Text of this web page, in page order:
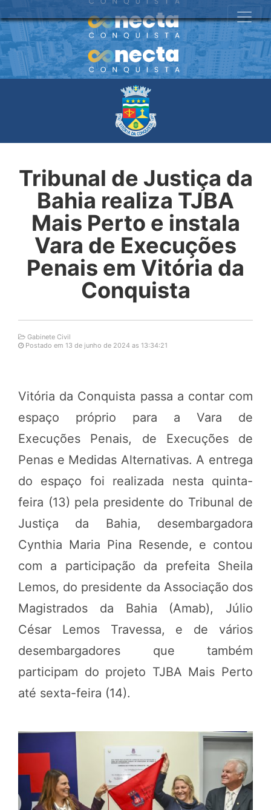
Tribunal de Justiça da
Bahia realiza TJBA
Mais Perto e instala
Vara de Execuções
Penais em Vitória da
Conquista
Gabinete Civil
Postado em 13 de junho de 2024 as 13:34:21
Vitória da Conquista passa a contar com
espaço próprio para a Vara de
Execuções Penais, de Execuções de
Penas e Medidas Alternativas. A entrega
do espaço foi realizada nesta quinta-
feira (13) pela presidente do Tribunal de
Justiça da Bahia, desembargadora
Cynthia Maria Pina Resende, e contou
com a participação da prefeita Sheila
Lemos, do presidente da Associação dos
Magistrados da Bahia (Amab), Júlio
César Lemos Travessa, e de vários
desembargadores que também
participam do projeto TJBA Mais Perto
até sexta-feira (14).